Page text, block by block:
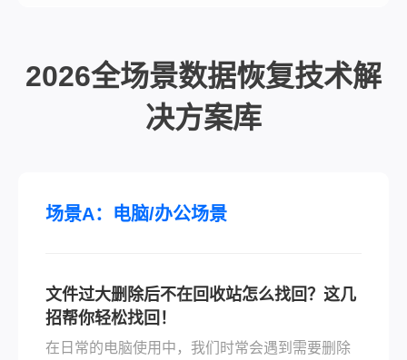
2026全场景数据恢复技术解
决方案库
场景A：电脑/办公场景
文件过大删除后不在回收站怎么找回？这几
招帮你轻松找回！
在日常的电脑使用中，我们时常会遇到需要删除